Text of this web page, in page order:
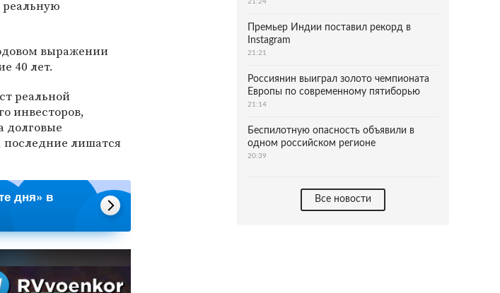
реальную
выражении
40 лет.
реальной
инвесторов,
долговые
лишатся
дня» в
21:24
Премьер Индии поставил рекорд в
Instagram
21:21
Россиянин выиграл золото чемпионата
Европы по современному пятиборью
21:14
Беспилотную опасность объявили в
одном российском регионе
20:39
Все новости